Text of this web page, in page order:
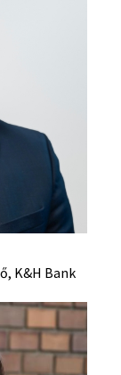
K&H Bank